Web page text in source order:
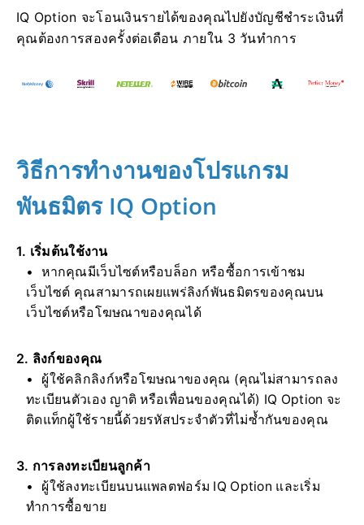
IQ Option จะโอนเงินรายได้ของคุณไปยังบัญชีชำระเงินที่
คุณต้องการสองครั้งต่อเดือน ภายใน 3 วันทำการ
วิธีการทำงานของโปรแกรม
พันธมิตร IQ Option
1. เริ่มต้นใช้งาน
หากคุณมีเว็บไซต์หรือบล็อก หรือซื้อการเข้าชม
เว็บไซต์ คุณสามารถเผยแพร่ลิงก์พันธมิตรของคุณบน
เว็บไซต์หรือโฆษณาของคุณได้
2. ลิงก์ของคุณ
ผู้ใช้คลิกลิงก์หรือโฆษณาของคุณ (คุณไม่สามารถลง
ทะเบียนตัวเอง ญาติ หรือเพื่อนของคุณได้) IQ Option จะ
ติดแท็กผู้ใช้รายนี้ด้วยรหัสประจำตัวที่ไม่ซ้ำกันของคุณ
3. การลงทะเบียนลูกค้า
ผู้ใช้ลงทะเบียนบนแพลตฟอร์ม IQ Option และเริ่ม
ทำการซื้อขาย